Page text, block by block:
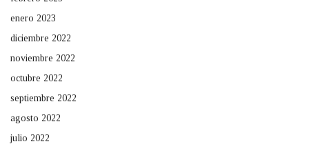
enero 2023
diciembre 2022
noviembre 2022
octubre 2022
septiembre 2022
agosto 2022
julio 2022